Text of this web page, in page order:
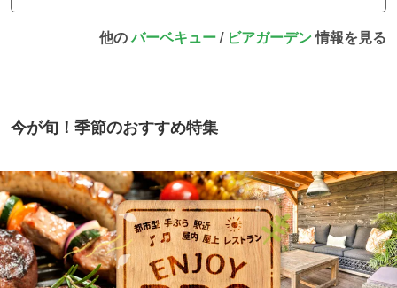
他のバーベキュー/ ビアガーデン情報を見る
今が旬！季節のおすすめ特集